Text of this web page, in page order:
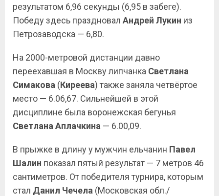
результатом 6,96 секунды (6,95 в забеге).
Победу здесь праздновал Андрей Лукин из
Петрозаводска — 6,80.
На 2000-метровой дистанции давно
переехавшая в Москву липчанка Светлана
Симакова (Киреева) также заняла четвёртое
место — 6.06,67. Сильнейшей в этой
дисциплине была воронежская бегунья
Светлана Аплачкина — 6.00,09.
В прыжке в длину у мужчин ельчанин Павел
Шалин показал пятый результат — 7 метров 46
сантиметров. От победителя турнира, которым
стал Данил Чечела (Московская обл./